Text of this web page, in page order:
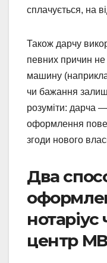
сплачується, на
Також дарчу
певних причин
машину
чи бажання
розуміти: дарча
оформлення
згоди нового
Два
центр